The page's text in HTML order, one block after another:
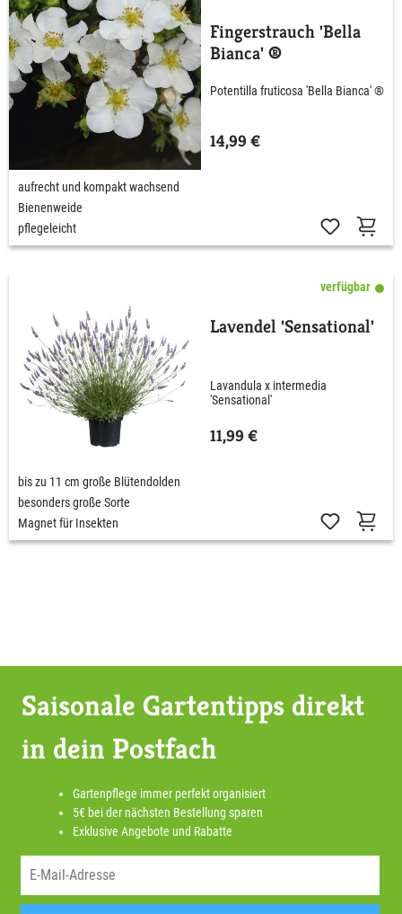
Fingerstrauch 'Bella
Bianca' ®
Potentilla fruticosa 'Bella Bianca' ®
14,99 €
aufrecht und kompakt wachsend
Bienenweide
pflegeleicht
verfügbar
Lavendel 'Sensational'
Lavandula x intermedia
'Sensational'
11,99 €
bis zu 11 cm große Blütendolden
besonders große Sorte
Magnet für Insekten
Saisonale Gartentipps direkt
in dein Postfach
Gartenpflege immer perfekt organisiert
5€ bei der nächsten Bestellung sparen
Exklusive Angebote und Rabatte